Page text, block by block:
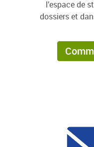
l’espace de
dossiers et